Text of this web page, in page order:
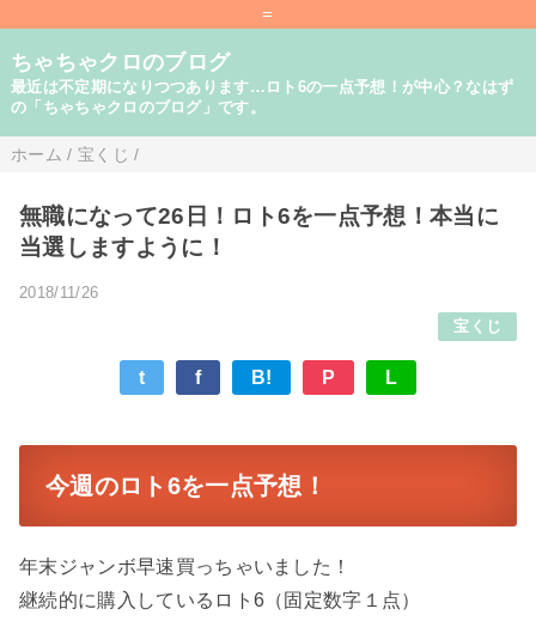
=
ちゃちゃクロのブログ
最近は不定期になりつつあります…ロト6の一点予想！が中心？なはず
の「ちゃちゃクロのブログ」です。
ホーム / 宝くじ /
無職になって26日！ロト6を一点予想！本当に
当選しますように！
2018/11/26
宝くじ
t f B! P L
今週のロト6を一点予想！
年末ジャンボ早速買っちゃいました！
継続的に購入しているロト6（固定数字１点）